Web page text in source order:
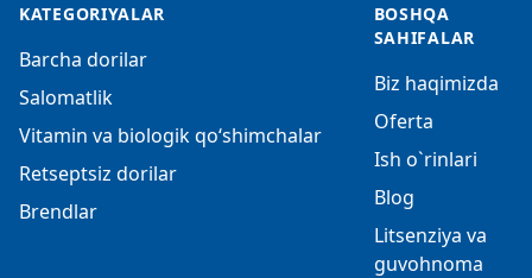
KATEGORIYALAR
Barcha dorilar
Salomatlik
Vitamin va biologik qo‘shimchalar
Retseptsiz dorilar
Brendlar
BOSHQA
SAHIFALAR
Biz haqimizda
Oferta
Ish o`rinlari
Blog
Litsenziya va
guvohnoma